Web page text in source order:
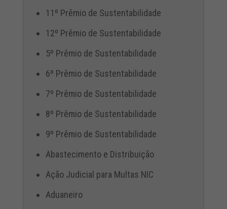
11º Prêmio de Sustentabilidade
12º Prêmio de Sustentabilidade
5º Prêmio de Sustentabilidade
6º Prêmio de Sustentabilidade
7º Prêmio de Sustentabilidade
8º Prêmio de Sustentabilidade
9º Prêmio de Sustentabilidade
Abastecimento e Distribuição
Ação Judicial para Multas NIC
Aduaneiro